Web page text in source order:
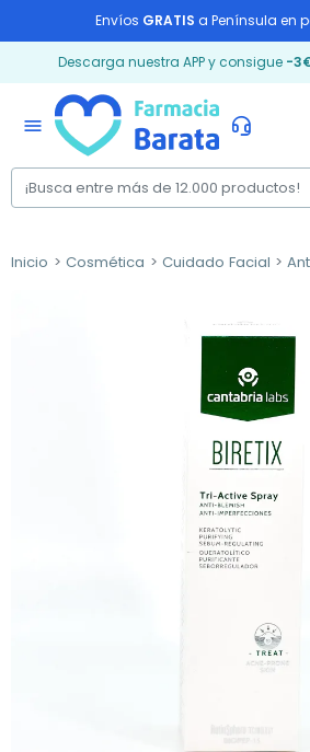
Envíos GRATIS a Península en
Descarga nuestra APP y consigue -
menu
Inicio Cosmética Cuidado Facial